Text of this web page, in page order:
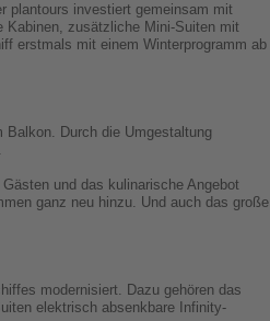
plantours investiert gemeinsam mit
Kabinen, zusätzliche Mini-Suiten mit
erstmals mit einem Winterprogramm ab
Durch die Umgestaltung
und das kulinarische Angebot
ganz neu hinzu. Und auch das große
modernisiert. Dazu gehören das
elektrisch absenkbare Infinity-